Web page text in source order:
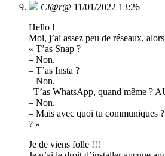
Cl@r@ 11/01/2022 13:26
Hello !
Moi, j’ai assez peu de réseaux,
« T’as Snap ?
– Non.
– T’as Insta ?
– Non.
–T’as WhatsApp, quand même ?
– Non.
– Mais avec quoi tu communiques
? »
Je de viens folle !!!